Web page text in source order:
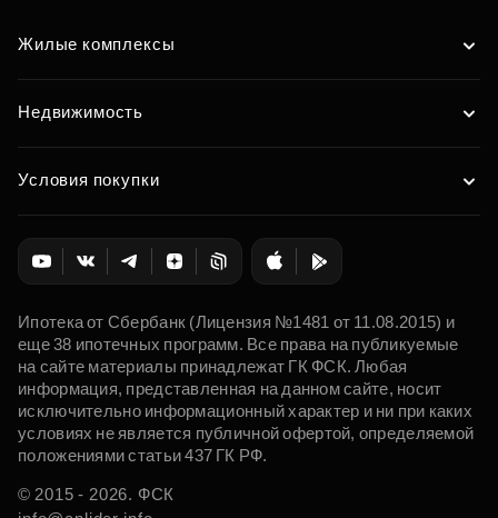
Жилые комплексы
Недвижимость
Условия покупки
Ипотека от Сбербанк (Лицензия №1481 от 11.08.2015) и
еще 38 ипотечных программ. Все права на публикуемые
на сайте материалы принадлежат ГК ФСК. Любая
информация, представленная на данном сайте, носит
исключительно информационный характер и ни при каких
условиях не является публичной офертой, определяемой
положениями статьи 437 ГК РФ.
© 2015 - 2026. ФСК